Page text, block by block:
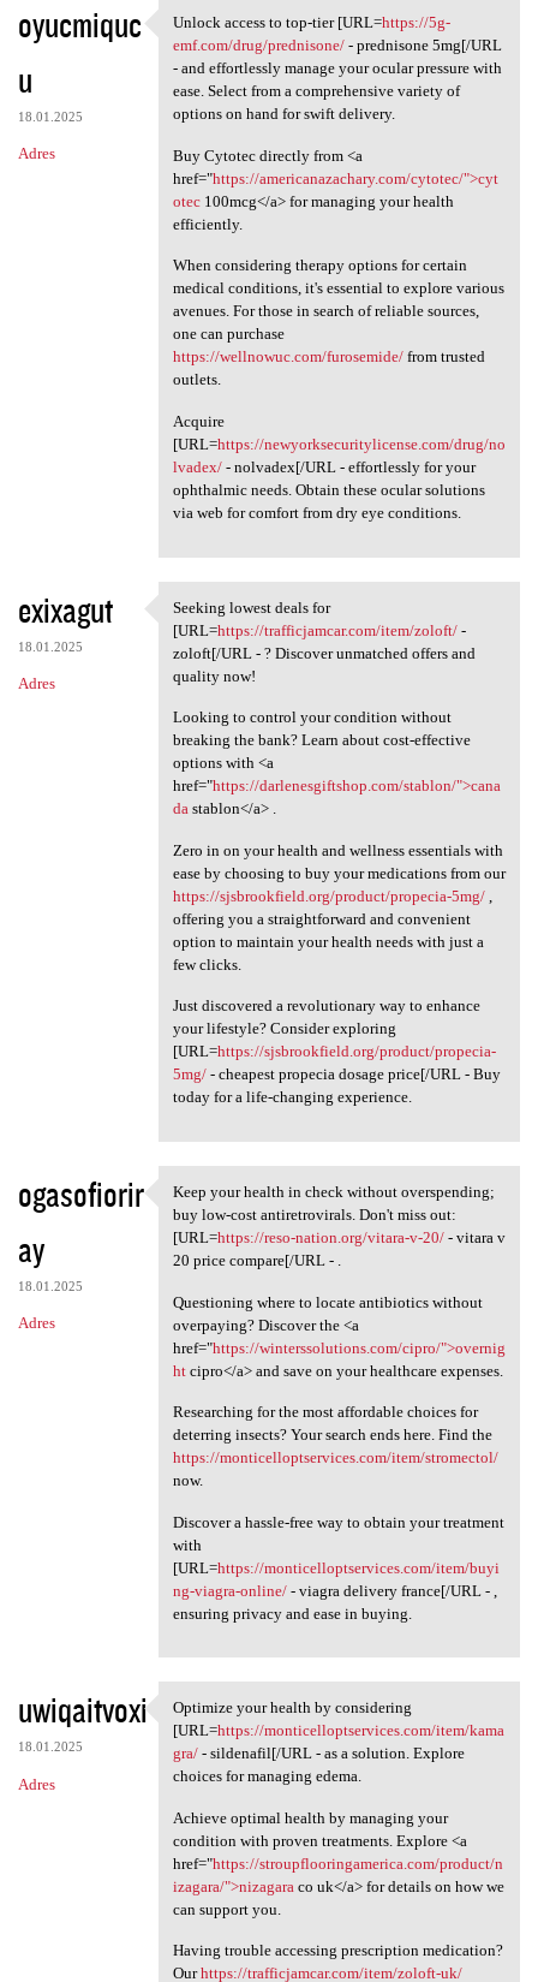
oyucmiquc
u
18.01.2025
Adres
Unlock access to top-tier
Unlock access to top-tier [URL=https://5g-
emf.com/drug/prednisone/- prednisone 5mg[/URL
- and effortlessly manage your ocular pressure with
ease. Select from a comprehensive variety of
options on hand for swift delivery.
Buy Cytotec directly from <a
href="https://americanazachary.com/cytotec/">cyt
otec100mcg</a> for managing your health
efficiently.
When considering therapy options for certain
medical conditions, it's essential to explore various
avenues. For those in search of reliable sources,
one can purchase
https://wellnowuc.com/furosemide/from trusted
outlets.
Acquire
[URL=https://newyorksecuritylicense.com/drug/no
lvadex/- nolvadex[/URL - effortlessly for your
ophthalmic needs. Obtain these ocular solutions
via web for comfort from dry eye conditions.
exixagut
18.01.2025
Adres
Seeking lowest deals for [URL
Seeking lowest deals for
[URL=https://trafficjamcar.com/item/zoloft/-
zoloft[/URL - ? Discover unmatched offers and
quality now!
Looking to control your condition without
breaking the bank? Learn about cost-effective
options with <a
href="https://darlenesgiftshop.com/stablon/">cana
dastablon</a> .
Zero in on your health and wellness essentials with
ease by choosing to buy your medications from our
https://sjsbrookfield.org/product/propecia-5mg/,
offering you a straightforward and convenient
option to maintain your health needs with just a
few clicks.
Just discovered a revolutionary way to enhance
your lifestyle? Consider exploring
[URL=https://sjsbrookfield.org/product/propecia-
5mg/- cheapest propecia dosage price[/URL - Buy
today for a life-changing experience.
ogasofiorir
ay
18.01.2025
Adres
Keep your health in check
Keep your health in check without overspending;
buy low-cost antiretrovirals. Don't miss out:
[URL=https://reso-nation.org/vitara-v-20/- vitara v
20 price compare[/URL - .
Questioning where to locate antibiotics without
overpaying? Discover the <a
href="https://winterssolutions.com/cipro/">overnig
htcipro</a> and save on your healthcare expenses.
Researching for the most affordable choices for
deterring insects? Your search ends here. Find the
https://monticelloptservices.com/item/stromectol/
now.
Discover a hassle-free way to obtain your treatment
with
[URL=https://monticelloptservices.com/item/buyi
ng-viagra-online/- viagra delivery france[/URL - ,
ensuring privacy and ease in buying.
uwiqaitvoxi
18.01.2025
Adres
Optimize your health by
Optimize your health by considering
[URL=https://monticelloptservices.com/item/kama
gra/- sildenafil[/URL - as a solution. Explore
choices for managing edema.
Achieve optimal health by managing your
condition with proven treatments. Explore <a
href="https://stroupflooringamerica.com/product/n
izagara/">nizagara co uk</a> for details on how we
can support you.
Having trouble accessing prescription medication?
Ourhttps://trafficjamcar.com/item/zoloft-uk/